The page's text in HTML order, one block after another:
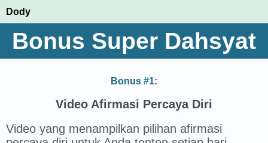
Dody
Bonus Super Dahsyat
Bonus #1:
Video Afirmasi Percaya Diri
Video yang menampilkan pilihan afirmasi